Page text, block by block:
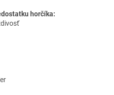
horčíka: